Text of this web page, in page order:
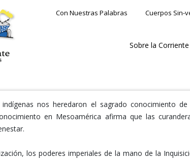
Con Nuestras Palabras Cuerpos Sin-
Sobre la Corriente
nos heredaron el sagrado conocimiento
en Mesoamérica afirma que las
los poderes imperiales de la mano de la